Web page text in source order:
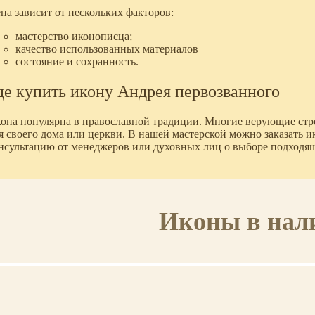
зависит от нескольких факторов:
мастерство иконописца;
качество использованных материалов
состояние и сохранность.
купить икону Андрея первозванного
популярна в православной традиции. Многие верующие
своего дома или церкви. В нашей мастерской можно заказать
от менеджеров или духовных лиц о выборе
Иконы в